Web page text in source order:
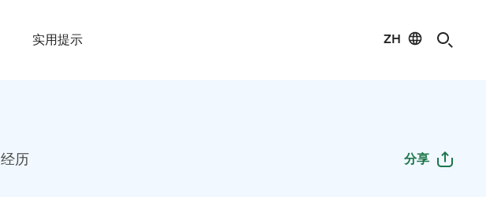
实用提示 ZH
经历 分享